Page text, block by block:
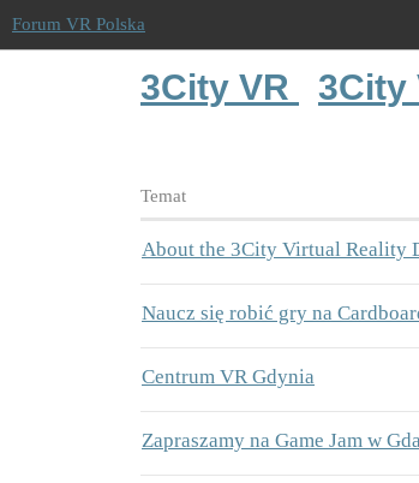
Forum VR Polska
3City VR 3City
Temat
About the 3City Virtual Reality
Naucz się robić gry na
Centrum VR Gdynia
Zapraszamy na Game Jam w